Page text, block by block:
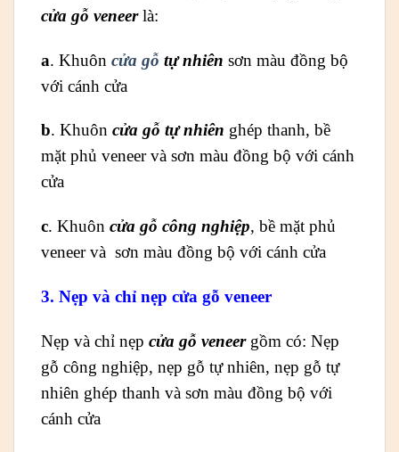
cửa gỗ veneerlà:
a. Khuôn cửa gỗ tự nhiên sơn màu đồng bộ
với cánh cửa
b. Khuôn cửa gỗ tự nhiên ghép thanh, bề
mặt phủ veneer và sơn màu đồng bộ với cánh
cửa
c. Khuôn cửa gỗ công nghiệp, bề mặt phủ
veneer và sơn màu đồng bộ với cánh cửa
3. Nẹp và chỉ nẹp cửa gỗ veneer
Nẹp và chỉ nẹp cửa gỗ veneergồm có: Nẹp
gỗ công nghiệp, nẹp gỗ tự nhiên, nẹp gỗ tự
nhiên ghép thanh và sơn màu đồng bộ với
cánh cửa